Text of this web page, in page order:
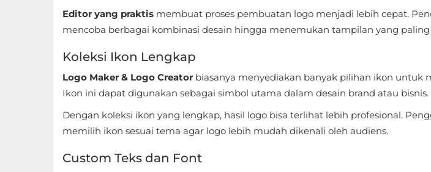
Reference
Editor yang praktis membuat proses pembuatan logo menjadi lebih cepat.
mencoba berbagai kombinasi desain hingga menemukan tampilan yang paling
Koleksi Ikon Lengkap
Logo Maker & Logo Creator biasanya menyediakan banyak pilihan ikon untuk
Ikon ini dapat digunakan sebagai simbol utama dalam desain brand atau bisnis.
Dengan koleksi ikon yang lengkap, hasil logo bisa terlihat lebih profesional.
memilih ikon sesuai tema agar logo lebih mudah dikenali oleh audiens.
Custom Teks dan Font